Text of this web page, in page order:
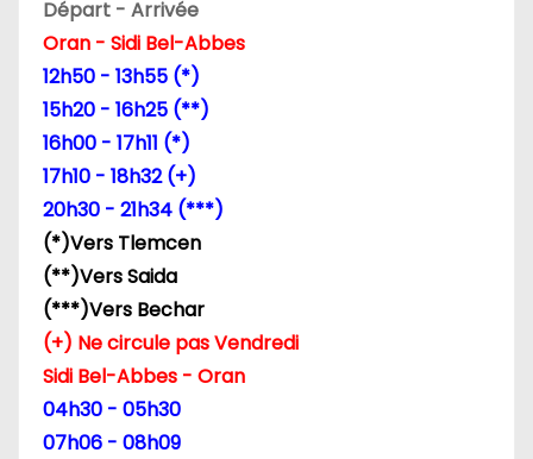
n
d
e
a
r
t
Départ - Arrivée
Oran - Sidi Bel-Abbes
12h50 - 13h55 (*)
15h20 - 16h25 (**)
16h00 - 17h11 (*)
17h10 - 18h32 (+)
20h30 - 21h34 (***)
(*)Vers Tlemcen
(**)Vers Saida
(***)Vers Bechar
(+) Ne circule pas Vendredi
Sidi Bel-Abbes - Oran
04h30 - 05h30
07h06 - 08h09